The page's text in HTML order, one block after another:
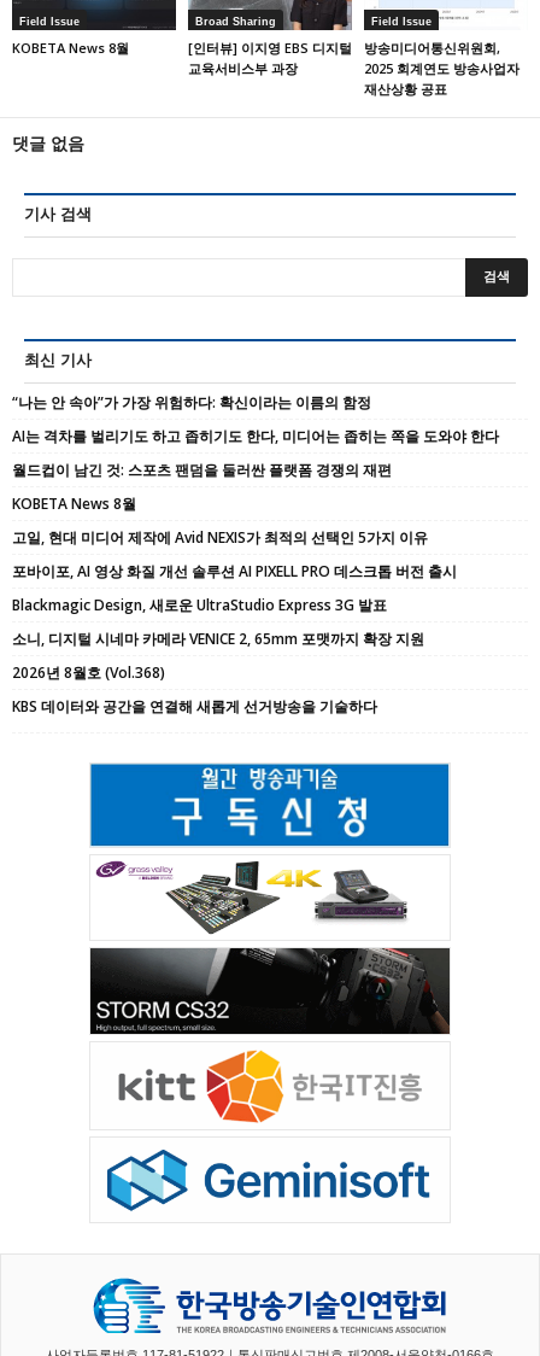
Field Issue
KOBETA News 8월
Broad Sharing
[인터뷰] 이지영 EBS 디지털
교육서비스부 과장
Field Issue
방송미디어통신위원회,
2025 회계연도 방송사업자
재산상황 공표
댓글 없음
기사 검색
최신 기사
“나는 안 속아”가 가장 위험하다: 확신이라는 이름의 함정
AI는 격차를 벌리기도 하고 좁히기도 한다, 미디어는 좁히는 쪽을 도와야 한다
월드컵이 남긴 것: 스포츠 팬덤을 둘러싼 플랫폼 경쟁의 재편
KOBETA News 8월
고일, 현대 미디어 제작에 Avid NEXIS가 최적의 선택인 5가지 이유
포바이포, AI 영상 화질 개선 솔루션 AI PIXELL PRO 데스크톱 버전 출시
Blackmagic Design, 새로운 UltraStudio Express 3G 발표
소니, 디지털 시네마 카메라 VENICE 2, 65mm 포맷까지 확장 지원
2026년 8월호 (Vol.368)
KBS 데이터와 공간을 연결해 새롭게 선거방송을 기술하다